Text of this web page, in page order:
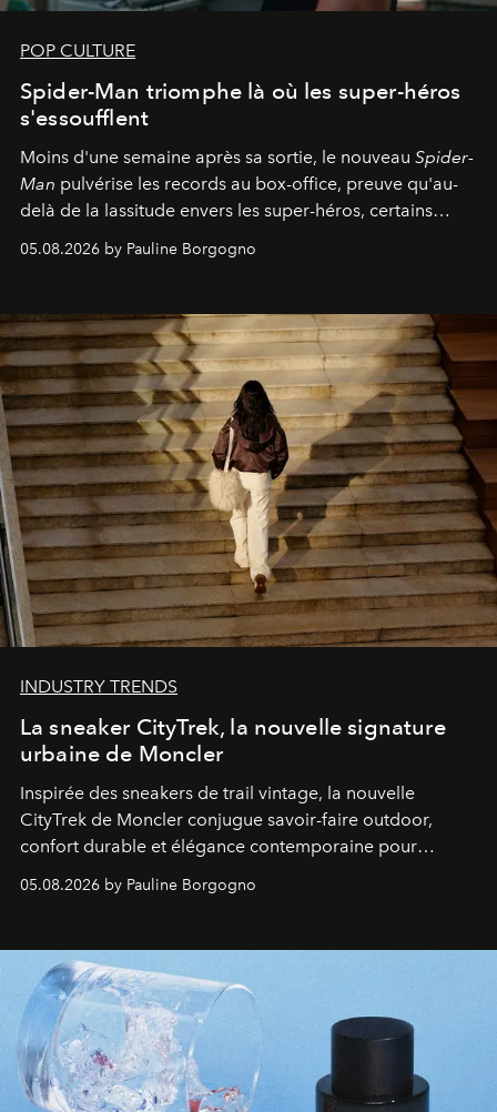
POP CULTURE
Spider-Man triomphe là où les super-héros
s'essoufflent
Moins d'une semaine après sa sortie, le nouveau Spider-
Man pulvérise les records au box-office, preuve qu'au-
delà de la lassitude envers les super-héros, certains
personnages continuent de susciter une ferveur intacte.
05.08.2026 by Pauline Borgogno
INDUSTRY TRENDS
La sneaker CityTrek, la nouvelle signature
urbaine de Moncler
Inspirée des sneakers de trail vintage, la nouvelle
CityTrek de Moncler conjugue savoir-faire outdoor,
confort durable et élégance contemporaine pour
accompagner les explorations du quotidien.
05.08.2026 by Pauline Borgogno